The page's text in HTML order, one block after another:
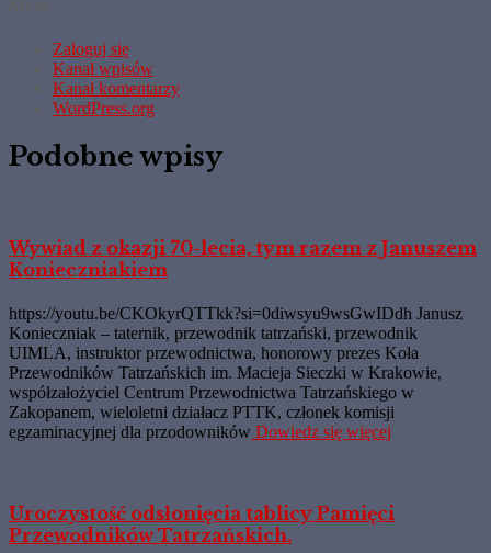
Zaloguj się
Kanał wpisów
Kanał komentarzy
WordPress.org
Podobne wpisy
Wywiad z okazji 70-lecia, tym razem z Januszem
Konieczniakiem
https://youtu.be/CKOkyrQTTkk?si=0diwsyu9wsGwIDdh Janusz
Konieczniak – taternik, przewodnik tatrzański, przewodnik
UIMLA, instruktor przewodnictwa, honorowy prezes Koła
Przewodników Tatrzańskich im. Macieja Sieczki w Krakowie,
współzałożyciel Centrum Przewodnictwa Tatrzańskiego w
Zakopanem, wieloletni działacz PTTK, członek komisji
egzaminacyjnej dla przodowników Dowiedz się więcej
Uroczystość odsłonięcia tablicy Pamięci
Przewodników Tatrzańskich.